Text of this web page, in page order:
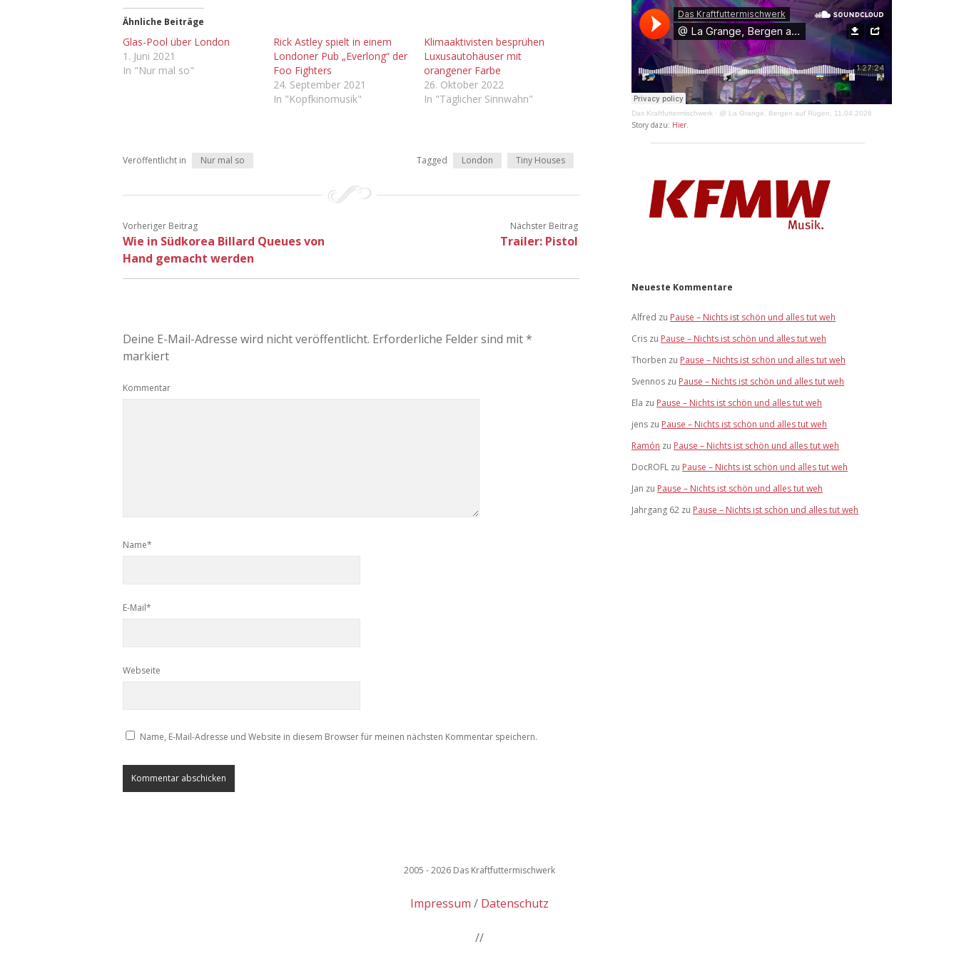
Ähnliche Beiträge
Glas-Pool über London
1. Juni 2021
In "Nur mal so"
Rick Astley spielt in einem
Londoner Pub „Everlong“ der
Foo Fighters
24. September 2021
In "Kopfkinomusik"
Klimaaktivisten besprühen
Luxusautohäuser mit
orangener Farbe
26. Oktober 2022
In "Täglicher Sinnwahn"
Veröffentlicht in Nur mal so Tagged London Tiny Houses
Vorheriger Beitrag
Wie in Südkorea Billard Queues von
Hand gemacht werden
Nächster Beitrag
Trailer: Pistol
Deine E-Mail-Adresse wird nicht veröffentlicht. Erforderliche Felder sind mit*
markiert
Kommentar
Name*
E-Mail*
Webseite
Name, E-Mail-Adresse und Website in diesem Browser für meinen nächsten Kommentar speichern.
Das Kraftfuttermischwerk · @ La Grange, Bergen auf Rügen, 11.04.2026
Story dazu: Hier.
Neueste Kommentare
Alfred zu Pause – Nichts ist schön und alles tut weh
Cris zu Pause – Nichts ist schön und alles tut weh
Thorben zu Pause – Nichts ist schön und alles tut weh
Svennos zu Pause – Nichts ist schön und alles tut weh
Ela zu Pause – Nichts ist schön und alles tut weh
jens zu Pause – Nichts ist schön und alles tut weh
Ramón zu Pause – Nichts ist schön und alles tut weh
DocROFL zu Pause – Nichts ist schön und alles tut weh
Jan zu Pause – Nichts ist schön und alles tut weh
Jahrgang 62 zu Pause – Nichts ist schön und alles tut weh
2005 - 2026 Das Kraftfuttermischwerk
Impressum Datenschutz
//